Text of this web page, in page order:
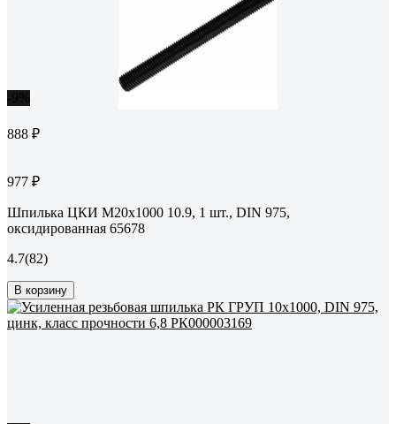
888 ₽
977 ₽
Шпилька ЦКИ М20х1000 10.9, 1 шт., DIN 975,
оксидированная 65678
4.7(82)
В корзину